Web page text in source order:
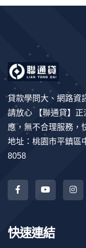
貸款學問大、網路資
請放心 【聯通貸】
應，無不合理服務，
地址：桃園市平鎮區
8058
快速連結